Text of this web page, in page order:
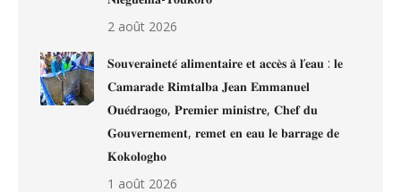
2 août 2026
𝐒𝐨𝐮𝐯𝐞𝐫𝐚𝐢𝐧𝐞𝐭𝐞́ 𝐚𝐥𝐢𝐦𝐞𝐧𝐭𝐚𝐢𝐫𝐞 𝐞𝐭 𝐚𝐜𝐜𝐞̀𝐬 𝐚̀ 𝐥’𝐞𝐚𝐮 : 𝐥𝐞
𝐂𝐚𝐦𝐚𝐫𝐚𝐝𝐞 𝐑𝐢𝐦𝐭𝐚𝐥𝐛𝐚 𝐉𝐞𝐚𝐧 𝐄𝐦𝐦𝐚𝐧𝐮𝐞𝐥
𝐎𝐮𝐞́𝐝𝐫𝐚𝐨𝐠𝐨, 𝐏𝐫𝐞𝐦𝐢𝐞𝐫 𝐦𝐢𝐧𝐢𝐬𝐭𝐫𝐞, 𝐂𝐡𝐞𝐟 𝐝𝐮
𝐆𝐨𝐮𝐯𝐞𝐫𝐧𝐞𝐦𝐞𝐧𝐭, 𝐫𝐞𝐦𝐞𝐭 𝐞𝐧 𝐞𝐚𝐮 𝐥𝐞 𝐛𝐚𝐫𝐫𝐚𝐠𝐞 𝐝𝐞
𝐊𝐨𝐤𝐨𝐥𝐨𝐠𝐡𝐨
1 août 2026